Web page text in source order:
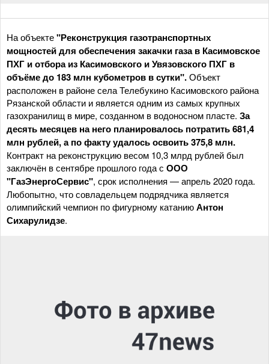
На объекте"Реконструкция газотранспортных
мощностей для обеспечения закачки газа в Касимовское
ПХГ и отбора из Касимовского и Увязовского ПХГ в
объёме до 183 млн кубометров в сутки".Объект
расположен в районе села Телебукино Касимовского района
Рязанской области и является одним из самых крупных
газохранилищ в мире, созданном в водоносном пласте. За
десять месяцев на него планировалось потратить 681,4
млн рублей, а по факту удалось освоить 375,8 млн.
Контракт на реконструкцию весом 10,3 млрд рублей был
заключён в сентябре прошлого года с ООО
"ГазЭнергоСервис", срок исполнения — апрель 2020 года.
Любопытно, что совладельцем подрядчика является
олимпийский чемпион по фигурному катаниюАнтон
Сихарулидзе.